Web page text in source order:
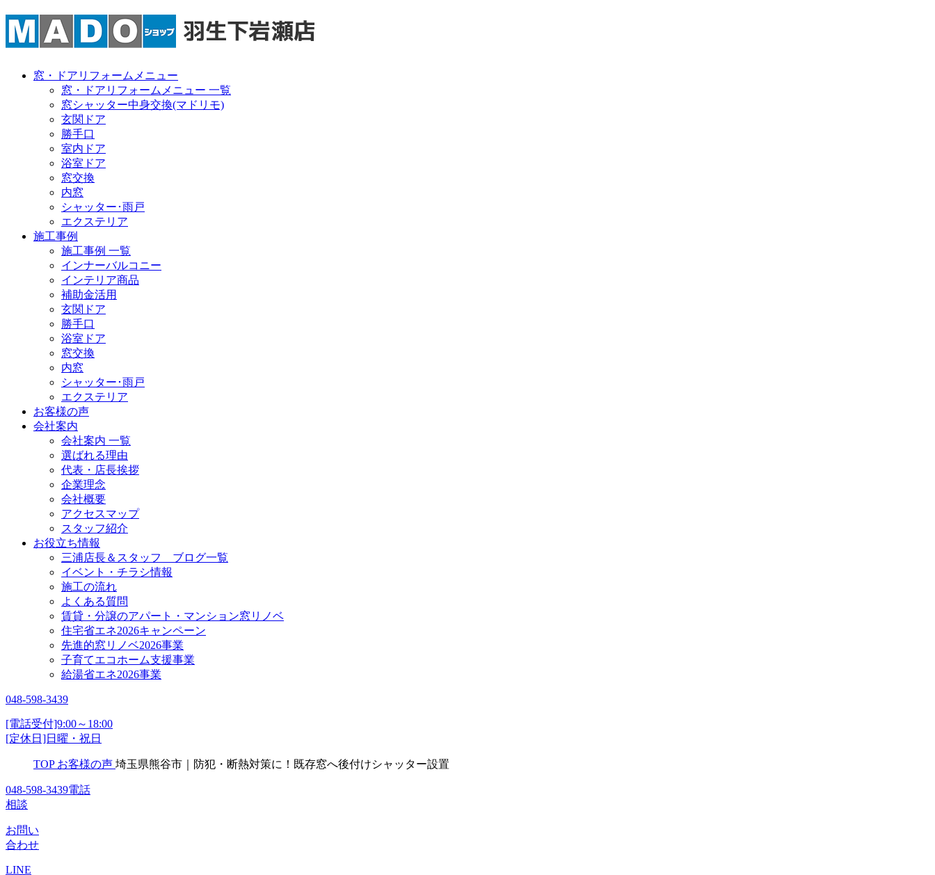
窓・ドアリフォームメニュー
窓・ドアリフォームメニュー 一覧
窓シャッター中身交換(マドリモ)
玄関ドア
勝手口
室内ドア
浴室ドア
窓交換
内窓
シャッター･雨戸
エクステリア
施工事例
施工事例 一覧
インナーバルコニー
インテリア商品
補助金活用
玄関ドア
勝手口
浴室ドア
窓交換
内窓
シャッター･雨戸
エクステリア
お客様の声
会社案内
会社案内 一覧
選ばれる理由
代表・店長挨拶
企業理念
会社概要
アクセスマップ
スタッフ紹介
お役立ち情報
三浦店長＆スタッフ ブログ一覧
イベント・チラシ情報
施工の流れ
よくある質問
賃貸・分譲のアパート・マンション窓リノベ
住宅省エネ2026キャンペーン
先進的窓リノベ2026事業
子育てエコホーム支援事業
給湯省エネ2026事業
048-598-3439
[電話受付]9:00～18:00
[定休日]日曜・祝日
TOP お客様の声 埼玉県熊谷市｜防犯・断熱対策に！既存窓へ後付けシャッター設置
048-598-3439電話
相談
お問い
合わせ
LINE